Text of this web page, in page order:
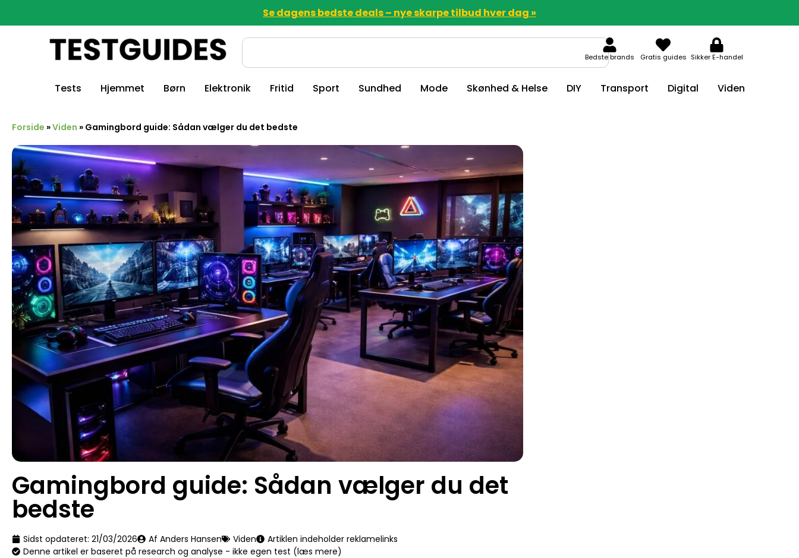
Se dagens bedste deals – nye skarpe tilbud hver dag »
Bedste brands Gratis guides Sikker E-handel
Tests Hjemmet Børn Elektronik Fritid Sport Sundhed Mode Skønhed & Helse DIY Transport Digital Viden
Forside »Viden » Gamingbord guide: Sådan vælger du det bedste
Gamingbord guide: Sådan vælger du det
bedste
Sidst opdateret: 21/03/2026 Af Anders Hansen Viden
Artiklen indeholder reklamelinks
Denne artikel er baseret på research og analyse - ikke egen test (læs mere)